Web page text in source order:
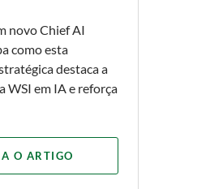
novo Chief AI
como esta
destaca a
WSI em IA e reforça
O ARTIGO